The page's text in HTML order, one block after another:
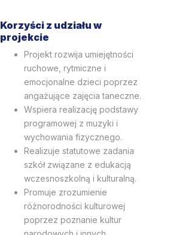
Korzyści z udziału w
projekcie
Projekt rozwija umiejętności
ruchowe, rytmiczne i
emocjonalne dzieci poprzez
angażujące zajęcia taneczne.
Wspiera realizację podstawy
programowej z muzyki i
wychowania fizycznego.
Realizuje statutowe zadania
szkół związane z edukacją
wczesnoszkolną i kulturalną.
Promuje zrozumienie
różnorodności kulturowej
poprzez poznanie kultur